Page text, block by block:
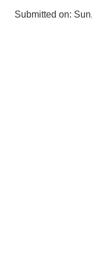
Submitted on: